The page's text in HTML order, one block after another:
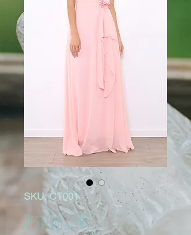
SKU: CT001
Vestido CT001